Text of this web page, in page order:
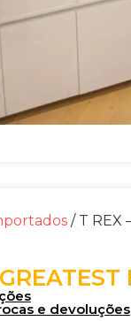
/ T REX
e devoluções